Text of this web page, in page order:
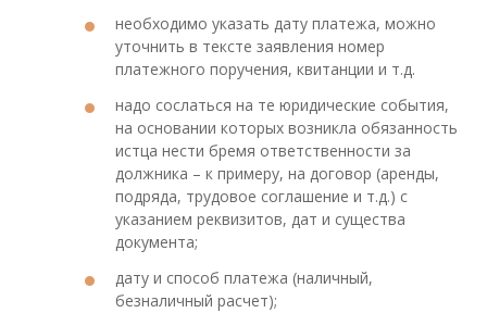
необходимо указать дату платежа, можно
уточнить в тексте заявления номер
платежного поручения, квитанции и т.д.
надо сослаться на те юридические события,
на основании которых возникла обязанность
истца нести бремя ответственности за
должника – к примеру, на договор (аренды,
подряда, трудовое соглашение и т.д.) с
указанием реквизитов, дат и существа
документа;
дату и способ платежа (наличный,
безналичный расчет);